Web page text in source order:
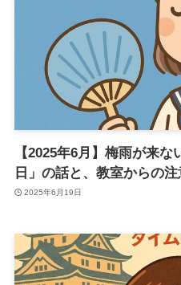
【2025年6月】梅雨が来
日」の話と、教室からの
2025年6月19日